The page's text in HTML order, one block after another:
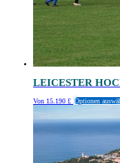
LEICESTER
Von 15.190 £ Optionen